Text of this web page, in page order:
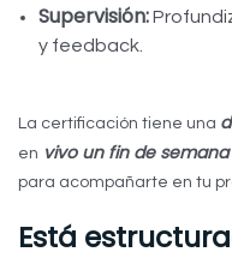
Supervisión:
y feedback.
La certificación tiene una
en vivo un fin de
para acompañarte en tu
Está